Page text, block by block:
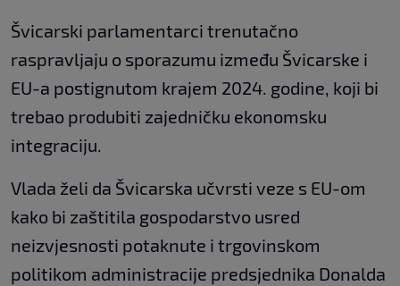
Švicarski parlamentarci trenutačno
raspravljaju o sporazumu između Švicarske i
EU-a postignutom krajem 2024. godine, koji bi
trebao produbiti zajedničku ekonomsku
integraciju.
Vlada želi da Švicarska učvrsti veze s EU-om
kako bi zaštitila gospodarstvo usred
neizvjesnosti potaknute i trgovinskom
politikom administracije predsjednika Donalda